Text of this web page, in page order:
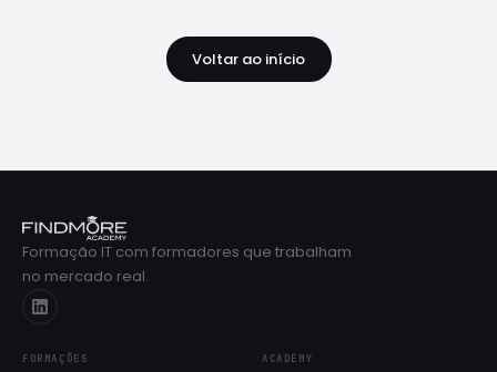
Catálogo completo de formações IT
Calendário
Próximas edições e datas de início
Voltar ao início
Formação IT com formadores que trabalham
no mercado real.
FORMAÇÕES ACADEMY